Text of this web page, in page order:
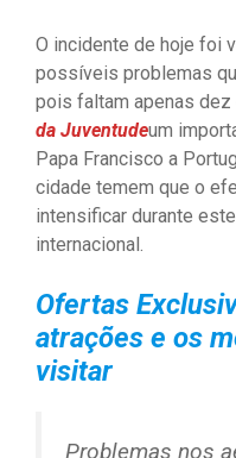
O incidente de hoje foi
possíveis problemas
pois faltam apenas dez
da Juventudeum
Papa Francisco a
cidade temem que o
intensificar durante
internacional.
Ofertas
atrações e os
visitar
Problemas nos